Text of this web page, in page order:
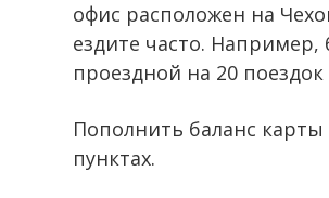
офис расположен на
ездите часто.
проездной на 20
Пополнить баланс
пунктах.